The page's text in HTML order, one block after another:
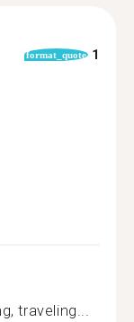
format_quote 1
traveling...